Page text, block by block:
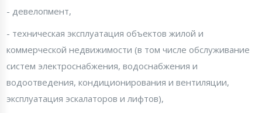
- девелопмент,
- техническая эксплуатация объектов жилой и
коммерческой недвижимости (в том числе обслуживание
систем электроснабжения, водоснабжения и
водоотведения, кондиционирования и вентиляции,
эксплуатация эскалаторов и лифтов),